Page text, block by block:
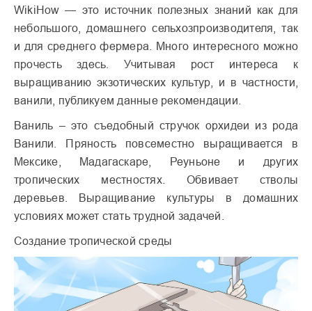
WikiHow — это источник полезных знаний как для
небольшого, домашнего сельхозпроизводителя, так
и для среднего фермера. Много интересного можно
прочесть здесь. Учитывая рост интереса к
выращиванию экзотических культур, и в частности,
ванили, публикуем данные рекомендации.
Ваниль – это съедобный стручок орхидеи из рода
Ванили. Пряность повсеместно выращивается в
Мексике, Мадагаскаре, Реуньоне и других
тропических местностях. Обвивает стволы
деревьев. Выращивание культуры в домашних
условиях может стать трудной задачей.
Создание тропической среды